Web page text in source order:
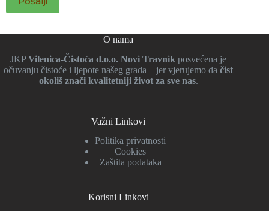
O nama
JKPVilenica-Čistoća d.o.o. Novi Travnik posvećena je
očuvanju čistoće i ljepote našeg grada – jer vjerujemo dačist
okoliš znači kvalitetniji život za sve nas.
Važni Linkovi
Politika privatnosti
Cookies
Zaštita podataka
Korisni Linkovi